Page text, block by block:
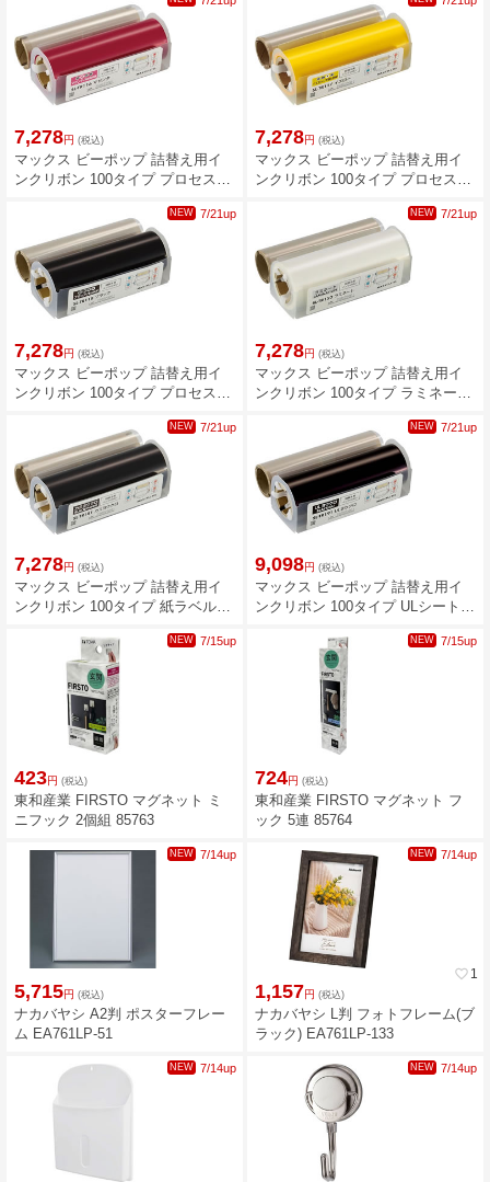
7,278円 (税込)
マックス ビーポップ 詰替え用イ
ンクリボン 100タイプ プロセスカ
7,278円 (税込)
マックス ビーポップ 詰替え用イ
ンクリボン 100タイプ プロセスカ
NEW 7/21up
7,278円 (税込)
マックス ビーポップ 詰替え用イ
ンクリボン 100タイプ プロセスカ
NEW 7/21up
7,278円 (税込)
マックス ビーポップ 詰替え用イ
ンクリボン 100タイプ ラミネート
NEW 7/21up
7,278円 (税込)
マックス ビーポップ 詰替え用イ
ンクリボン 100タイプ 紙ラベル用
NEW 7/21up
9,098円 (税込)
マックス ビーポップ 詰替え用イ
ンクリボン 100タイプ ULシート用
NEW 7/15up
423円 (税込)
東和産業 FIRSTO マグネット ミ
ニフック 2個組 85763
NEW 7/15up
724円 (税込)
東和産業 FIRSTO マグネット フ
ック 5連 85764
NEW 7/14up
5,715円 (税込)
ナカバヤシ A2判 ポスターフレー
ム EA761LP-51
favorite_border 1
NEW 7/14up
1,157円 (税込)
ナカバヤシ L判 フォトフレーム(ブ
ラック) EA761LP-133
NEW 7/14up NEW 7/14up